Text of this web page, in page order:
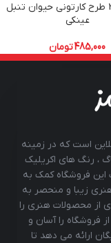
دورس 23 طرح کارتونی حیوان تنبل
عینکی
485,000تومان
است که در زمینه
، رنگ های اکریلیک
فروشگاه کمک به
زیبا و منحصر به
از محصولات هنری را
فروشگاه را آسان و
ارائه می دهد تا